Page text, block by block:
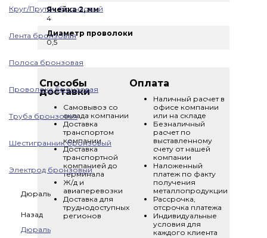
Круг/Пруток бронзовый
Лента бронзовая
Полоса бронзовая
Проволока бронзовая
Труба бронзовая
Шестигранник бронзовый
Электрод бронзовый
Дюраль
Назад
Дюраль
Ячейка 2, мм
4
Диаметр проволоки
0,5
Способы
доставки
Самовывоз со
склада компании
Доставка
транспортом
компании
Доставка
транспортной
компанией до
терминала
Ж/д и
авиаперевозки
Доставка для
труднодоступных
регионов
Оплата
Наличный расчет в
офисе компании
или на складе
Безналичный
расчет по
выставленному
счету от нашей
компании
Наложенный
платеж по факту
получения
металлопродукции
Рассрочка,
отсрочка платежа
Индивидуальные
условия для
каждого клиента